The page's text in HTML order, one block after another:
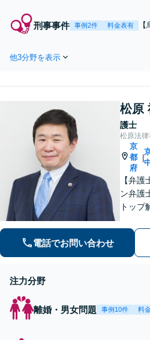
刑事事件 事例2件 料金表有
ー
他3分野を表示
松原
護士
松原法
京
都
府
|
【弁
ン弁護
トップ
問題
産問
も在籍
電話でお問い合わせ
注力分野
離婚・男女問題 事例10件 料